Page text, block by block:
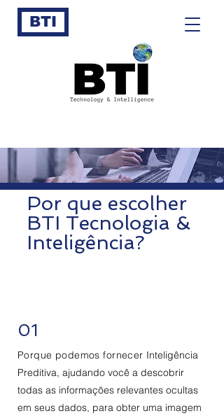
BTI
Por que escolher
BTI Tecnologia &
Inteligência?
01
Porque podemos fornecer Inteligência
Preditiva, ajudando você a descobrir
todas as informações relevantes ocultas
em seus dados, para obter uma imagem